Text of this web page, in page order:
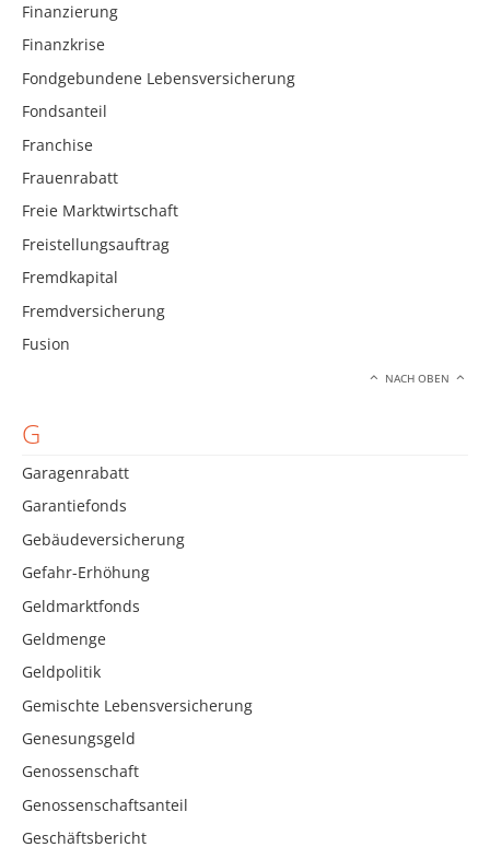
Finanzierung
Finanzkrise
Fondgebundene Lebensversicherung
Fondsanteil
Franchise
Frauenrabatt
Freie Marktwirtschaft
Freistellungsauftrag
Fremdkapital
Fremdversicherung
Fusion
NACH OBEN
G
Garagenrabatt
Garantiefonds
Gebäudeversicherung
Gefahr-Erhöhung
Geldmarktfonds
Geldmenge
Geldpolitik
Gemischte Lebensversicherung
Genesungsgeld
Genossenschaft
Genossenschaftsanteil
Geschäftsbericht